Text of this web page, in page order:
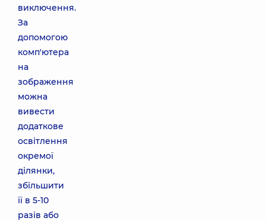
виключення.
За
допомогою
комп'ютера
на
зображення
можна
вивести
додаткове
освітлення
окремої
ділянки,
збільшити
її в 5-10
разів або